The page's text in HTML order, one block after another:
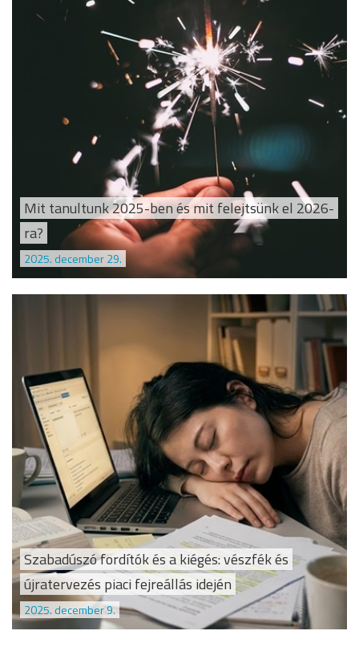
Mit tanultunk 2025-ben és mit felejtsünk el 2026-
ra?
2025. december 29.
Szabadúszó fordítók és a kiégés: vészfék és
újratervezés piaci fejreállás idején
2025. december 9.